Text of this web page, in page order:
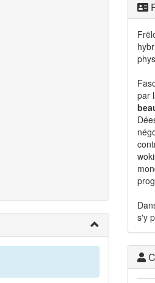
par
s'y